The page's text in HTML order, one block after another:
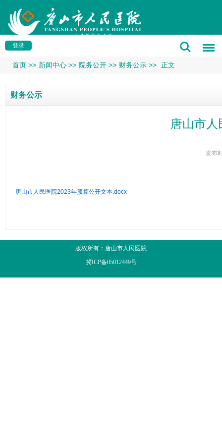
登录
首页 >> 新闻中心 >> 院务公开 >> 财务公示 >> 正文
财务公示
唐山市人
发布
唐山市人民医院2023年预算公开文本.docx
版权所有：唐山市人民医院
冀ICP备05012449号